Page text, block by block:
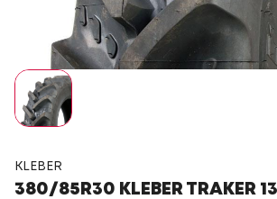
KLEBER
380/85R30 KLEBER TRAKER